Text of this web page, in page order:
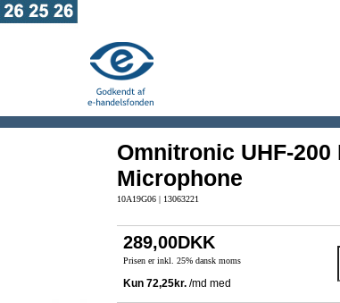
Omnitronic UHF-200
Microphone
10A19G06 | 13063221
289,00DKK
Prisen er inkl. 25% dansk moms